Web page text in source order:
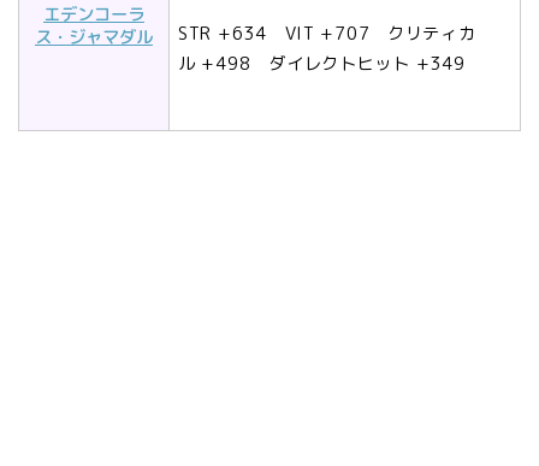
エデンコーラ
ス・ジャマダル
STR +634 VIT +707 クリティカ
ル +498 ダイレクトヒット +349